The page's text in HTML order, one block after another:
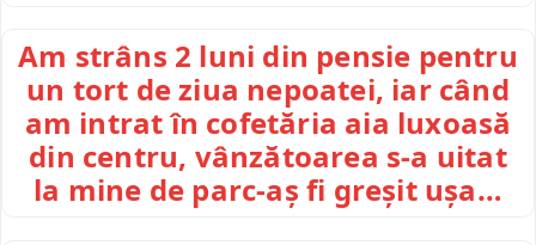
Am strâns 2 luni din pensie pentru
un tort de ziua nepoatei, iar când
am intrat în cofetăria aia luxoasă
din centru, vânzătoarea s-a uitat
la mine de parc-aș fi greșit ușa…